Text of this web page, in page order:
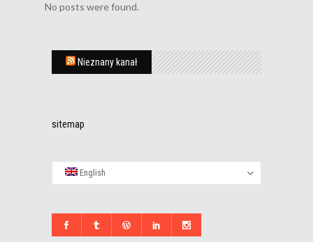
No posts were found.
Nieznany kanał
sitemap
English